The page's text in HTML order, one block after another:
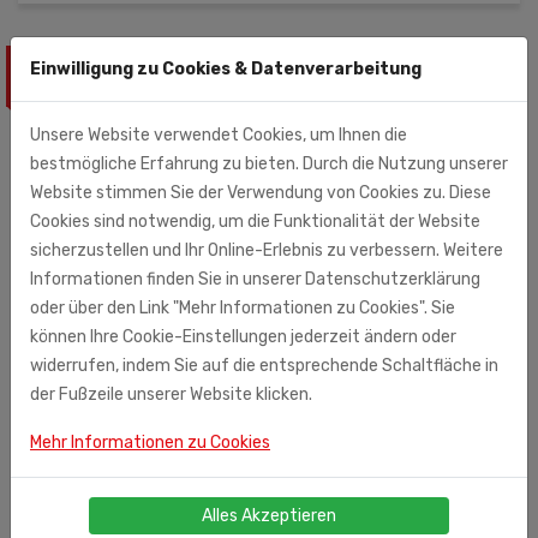
ÄHNLICHE PRODUKTE
Einwilligung zu Cookies & Datenverarbeitung
Unsere Website verwendet Cookies, um Ihnen die
bestmögliche Erfahrung zu bieten. Durch die Nutzung unserer
Website stimmen Sie der Verwendung von Cookies zu. Diese
Cookies sind notwendig, um die Funktionalität der Website
sicherzustellen und Ihr Online-Erlebnis zu verbessern. Weitere
Informationen finden Sie in unserer Datenschutzerklärung
oder über den Link "Mehr Informationen zu Cookies". Sie
können Ihre Cookie-Einstellungen jederzeit ändern oder
widerrufen, indem Sie auf die entsprechende Schaltfläche in
der Fußzeile unserer Website klicken.
Mehr Informationen zu Cookies
Alles Akzeptieren